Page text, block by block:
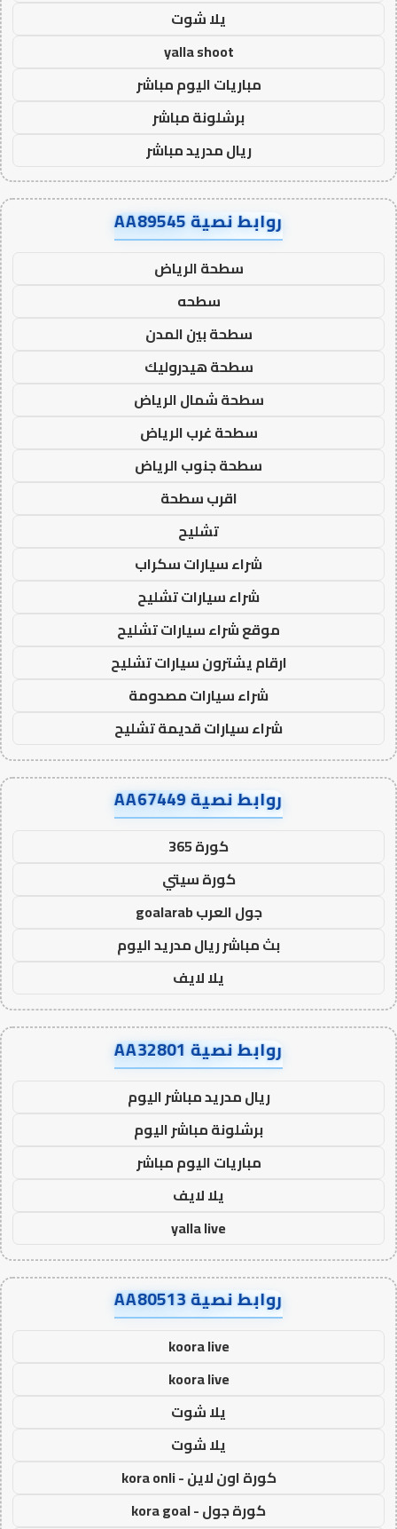
يلا شوت
yalla shoot
مباريات اليوم مباشر
برشلونة مباشر
ريال مدريد مباشر
روابط نصية AA89545
سطحة الرياض
سطحه
سطحة بين المدن
سطحة هيدروليك
سطحة شمال الرياض
سطحة غرب الرياض
سطحة جنوب الرياض
اقرب سطحة
تشليح
شراء سيارات سكراب
شراء سيارات تشليح
موقع شراء سيارات تشليح
ارقام يشترون سيارات تشليح
شراء سيارات مصدومة
شراء سيارات قديمة تشليح
روابط نصية AA67449
كورة 365
كورة سيتي
جول العرب goalarab
بث مباشر ريال مدريد اليوم
يلا لايف
روابط نصية AA32801
ريال مدريد مباشر اليوم
برشلونة مباشر اليوم
مباريات اليوم مباشر
يلا لايف
yalla live
روابط نصية AA80513
koora live
koora live
يلا شوت
يلا شوت
كورة اون لاين - kora onli
كورة جول - kora goal